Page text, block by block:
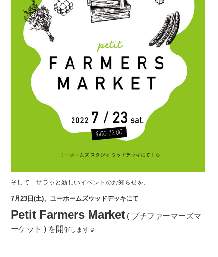
そして…サラッと新しいイベントのお知らせを。
7月23日(土)、ユーホームズウッドデッキにて
Petit Farmers Market ( プチファーマーズマ
ーケット ) を開催します☺︎